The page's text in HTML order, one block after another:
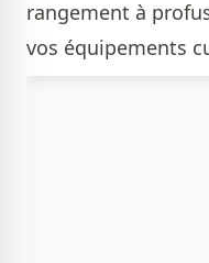
rangement à
vos équipements